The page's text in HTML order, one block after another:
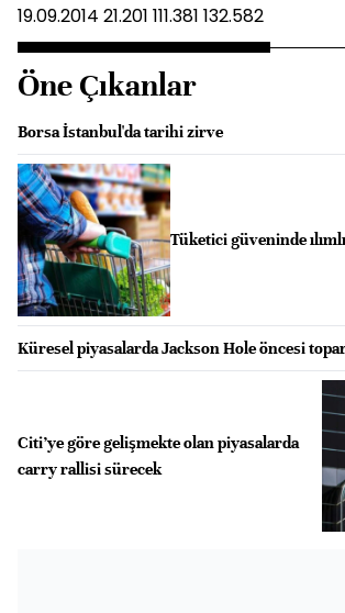
19.09.2014 21.201 111.381 132.582
Öne Çıkanlar
Borsa İstanbul'da tarihi zirve
Tüketici güveninde
Küresel piyasalarda Jackson Hole öncesi
Citi’ye göre gelişmekte olan piyasalarda
carry rallisi sürecek